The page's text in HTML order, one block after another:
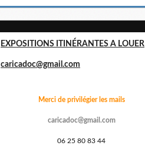
EXPOSITIONS ITINÉRANTES A LOUER
caricadoc@gmail.com
Merci de privilégier les mails
caricadoc@gmail.com
06 25 80 83 44